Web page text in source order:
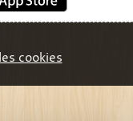
cookies